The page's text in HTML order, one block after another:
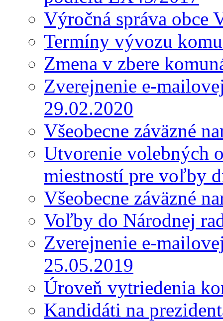
Výročná správa obce
Termíny vývozu
Zmena v zbere
Zverejnenie e-
29.02.2020
Všeobecne záväzné
Utvorenie volebných
miestností pre voľby
Všeobecne záväzné
Voľby do Národnej
Zverejnenie e-
25.05.2019
Úroveň vytriedenia
Kandidáti na